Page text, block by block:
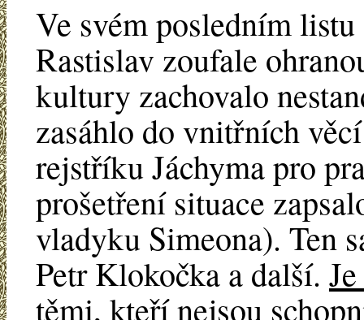
Ve svém posledním
Rastislav zoufale
kultury zachovalo
zasáhlo do vnitřních
rejstříku Jáchyma pro
prošetření situace
vladyku Simeona). Ten
Petr Klokočka a další.
těmi, kteří nejsou